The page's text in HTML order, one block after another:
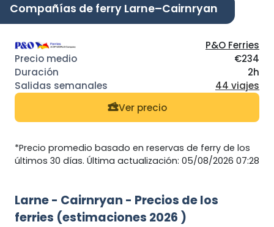
Compañías de ferry Larne–Cairnryan
P&O Ferries
€234
2h
44 viajes
Ver precio
*Precio promedio basado en reservas de ferry de los
últimos 30 días. Última actualización: 05/08/2026 07:28
Larne - Cairnryan - Precios de los
ferries (estimaciones 2026 )